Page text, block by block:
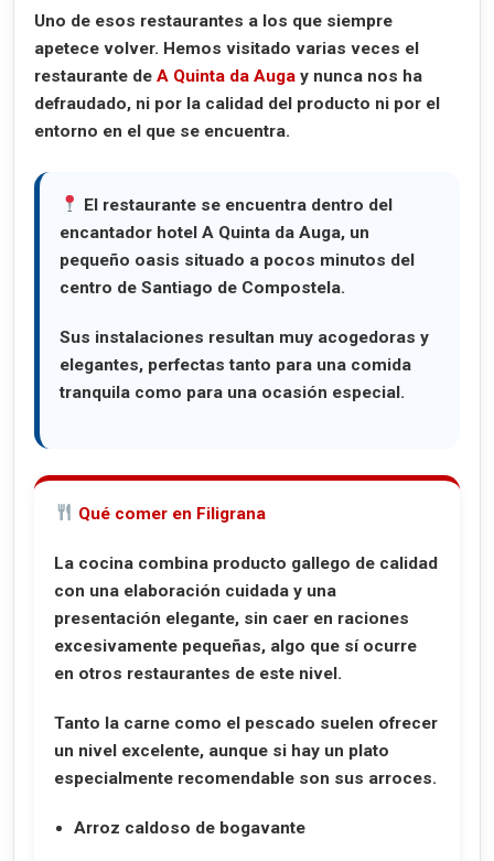
Uno de esos restaurantes a los que siempre
apetece volver. Hemos visitado varias veces el
restaurante de A Quinta da Auga y nunca nos ha
defraudado, ni por la calidad del producto ni por el
entorno en el que se encuentra.
El restaurante se encuentra dentro del
encantador hotel A Quinta da Auga, un
pequeño oasis situado a pocos minutos del
centro de Santiago de Compostela.
Sus instalaciones resultan muy acogedoras y
elegantes, perfectas tanto para una comida
tranquila como para una ocasión especial.
Qué comer en Filigrana
La cocina combina producto gallego de calidad
con una elaboración cuidada y una
presentación elegante, sin caer en raciones
excesivamente pequeñas, algo que sí ocurre
en otros restaurantes de este nivel.
Tanto la carne como el pescado suelen ofrecer
un nivel excelente, aunque si hay un plato
especialmente recomendable son sus arroces.
Arroz caldoso de bogavante